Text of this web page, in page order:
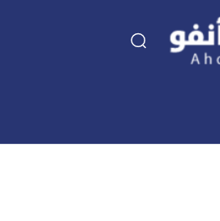
اقتصاد